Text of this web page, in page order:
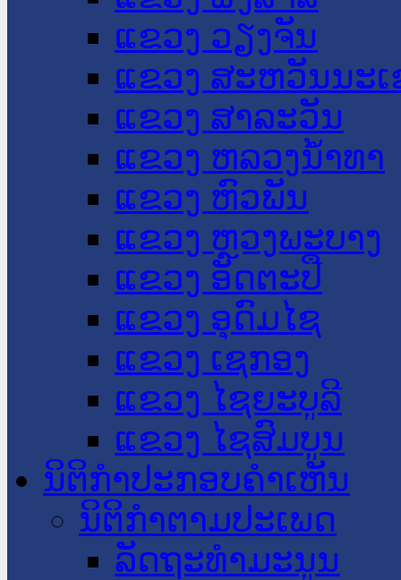
ແຂວງ ວຽງຈັນ
ແຂວງ ສະຫວັນນະ
ແຂວງ ສາລະວັນ
ແຂວງ ຫລວງນໍ້າທາ
ແຂວງ ຫົວພັນ
ແຂວງ ຫຼວງພະບາງ
ແຂວງ ອັດຕະປື
ແຂວງ ອຸດົມໄຊ
ແຂວງ ເຊກອງ
ແຂວງ ໄຊຍະບູລີ
ແຂວງ ໄຊສົມບູນ
ນິຕິກໍາປະກອບຄໍາເຫັນ
ນິຕິກໍາຕາມປະເພດ
ລັດຖະທໍາມະນູນ